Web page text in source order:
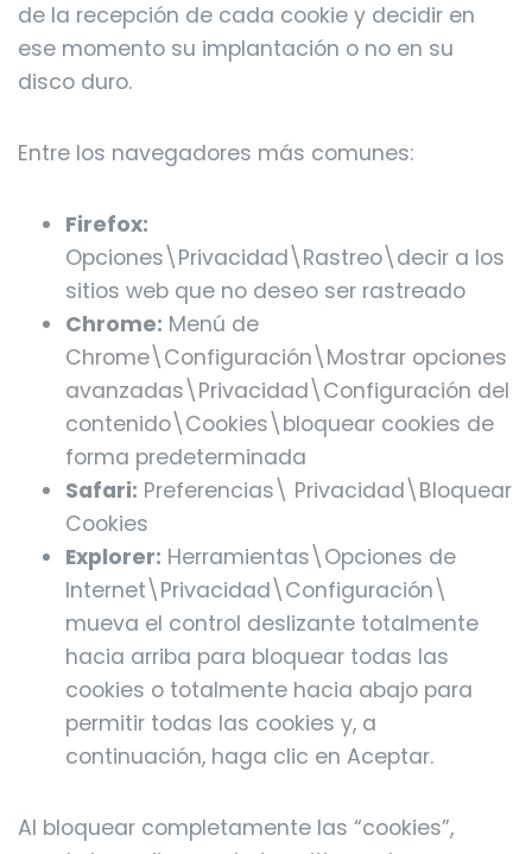
de la recepción de cada cookie y decidir en
ese momento su implantación o no en su
disco duro.
Entre los navegadores más comunes:
Firefox:
Opciones\Privacidad\Rastreo\decir a los
sitios web que no deseo ser rastreado
Chrome: Menú de
Chrome\Configuración\Mostrar opciones
avanzadas\Privacidad\Configuración del
contenido\Cookies\bloquear cookies de
forma predeterminada
Safari: Preferencias\ Privacidad\Bloquear
Cookies
Explorer: Herramientas\Opciones de
Internet\Privacidad\Configuración\
mueva el control deslizante totalmente
hacia arriba para bloquear todas las
cookies o totalmente hacia abajo para
permitir todas las cookies y, a
continuación, haga clic en Aceptar.
Al bloquear completamente las “cookies”,